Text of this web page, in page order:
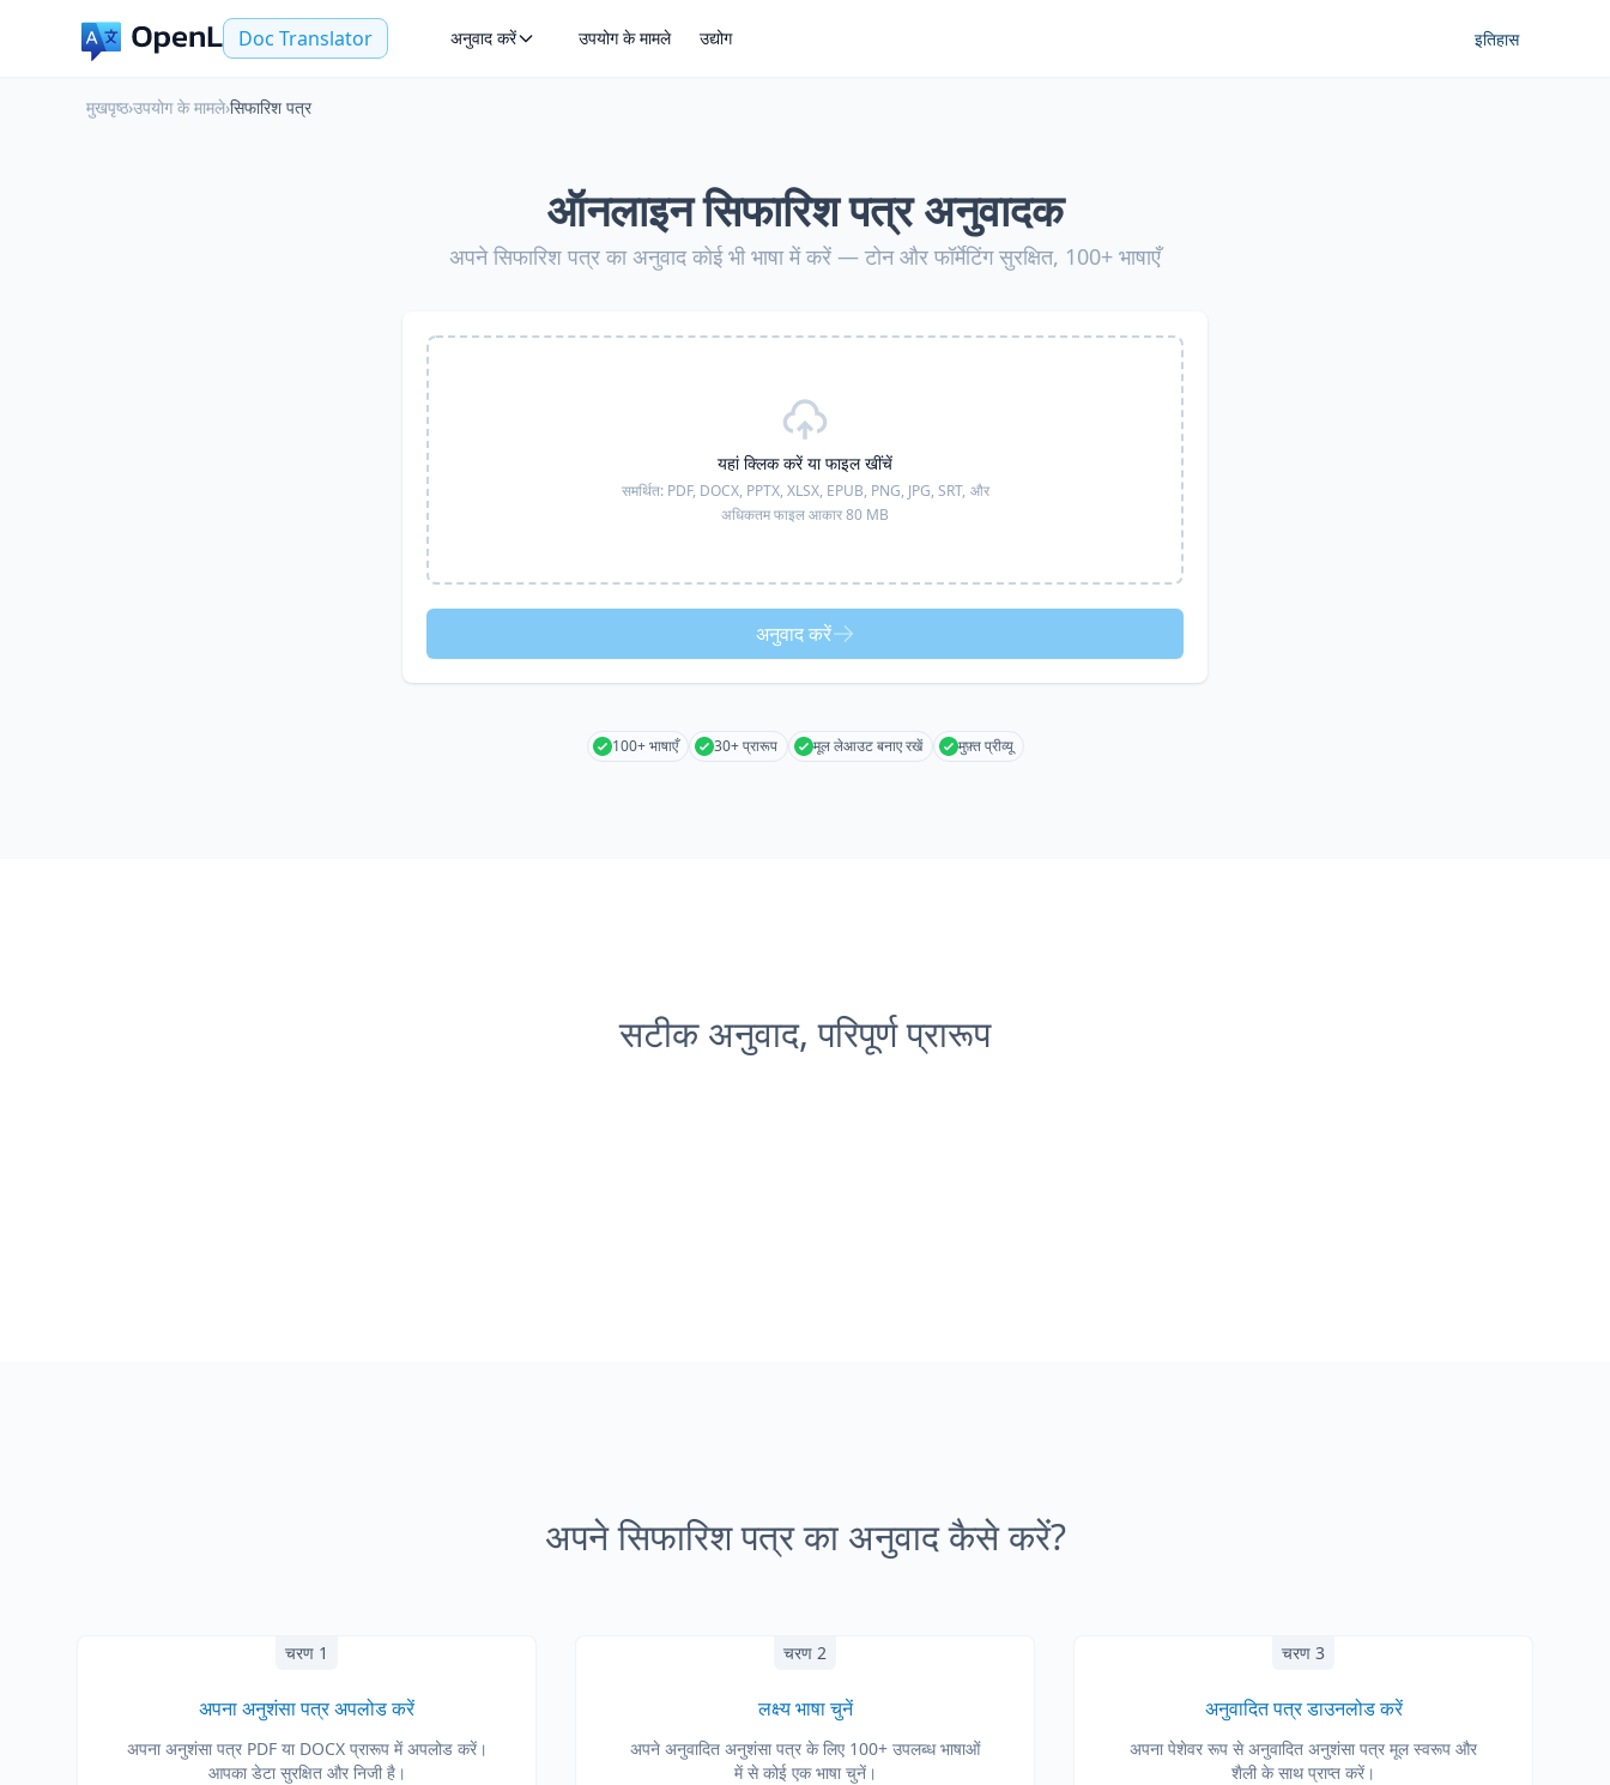
Doc Translator अनुवाद करें उपयोग के मामले उद्योग इतिहास
मुखपृष्ठ›उपयोग के मामले›सिफारिश पत्र
ऑनलाइन सिफारिश पत्र अनुवादक
अपने सिफारिश पत्र का अनुवाद कोई भी भाषा में करें — टोन और फॉर्मेटिंग सुरक्षित, 100+ भाषाएँ
यहां क्लिक करें या फाइल खींचें
समर्थित: PDF, DOCX, PPTX, XLSX, EPUB, PNG, JPG, SRT, और
अधिकतम फाइल आकार 80 MB
अनुवाद करें
100+ भाषाएँ 30+ प्रारूप मूल लेआउट बनाए रखें मुफ़्त प्रीव्यू
सटीक अनुवाद, परिपूर्ण प्रारूप
अपने सिफारिश पत्र का अनुवाद कैसे करें?
चरण 1
अपना अनुशंसा पत्र अपलोड करें
अपना अनुशंसा पत्र PDF या DOCX प्रारूप में अपलोड करें।
आपका डेटा सुरक्षित और निजी है।
चरण 2
लक्ष्य भाषा चुनें
अपने अनुवादित अनुशंसा पत्र के लिए 100+ उपलब्ध भाषाओं
में से कोई एक भाषा चुनें।
चरण 3
अनुवादित पत्र डाउनलोड करें
अपना पेशेवर रूप से अनुवादित अनुशंसा पत्र मूल स्वरूप और
शैली के साथ प्राप्त करें।